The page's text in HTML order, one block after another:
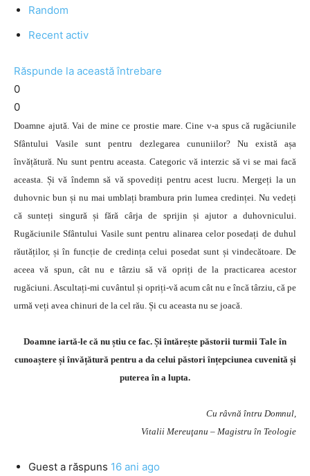
Random
Recent activ
Răspunde la această întrebare
0
0
Doamne ajută. Vai de mine ce prostie mare. Cine v-a spus că rugăciunile
Sfântului Vasile sunt pentru dezlegarea cununiilor? Nu există așa
învățătură. Nu sunt pentru aceasta. Categoric vă interzic să vi se mai facă
aceasta. Și vă îndemn să vă spovediți pentru acest lucru. Mergeți la un
duhovnic bun și nu mai umblați brambura prin lumea credinței. Nu vedeți
că sunteți singură și fără cârja de sprijin și ajutor a duhovnicului.
Rugăciunile Sfântului Vasile sunt pentru alinarea celor posedați de duhul
răutăților, și în funcție de credința celui posedat sunt și vindecătoare. De
aceea vă spun, cât nu e târziu să vă opriți de la practicarea acestor
rugăciuni. Ascultați-mi cuvântul și opriți-vă acum cât nu e încă târziu, că pe
urmă veți avea chinuri de la cel rău. Și cu aceasta nu se joacă.
Doamne iartă-le că nu știu ce fac. Și întărește păstorii turmii Tale în
cunoaștere și învățătură pentru a da celui păstori înțepciunea cuvenită și
puterea în a lupta.
Cu râvnă întru Domnul,
Vitalii Mereuţanu – Magistru în Teologie
Guest a răspuns 16 ani ago